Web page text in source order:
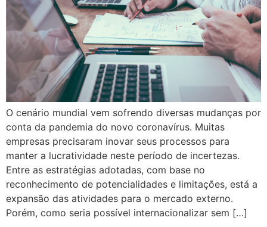
O cenário mundial vem sofrendo diversas mudanças por
conta da pandemia do novo coronavírus. Muitas
empresas precisaram inovar seus processos para
manter a lucratividade neste período de incertezas.
Entre as estratégias adotadas, com base no
reconhecimento de potencialidades e limitações, está a
expansão das atividades para o mercado externo.
Porém, como seria possível internacionalizar sem […]